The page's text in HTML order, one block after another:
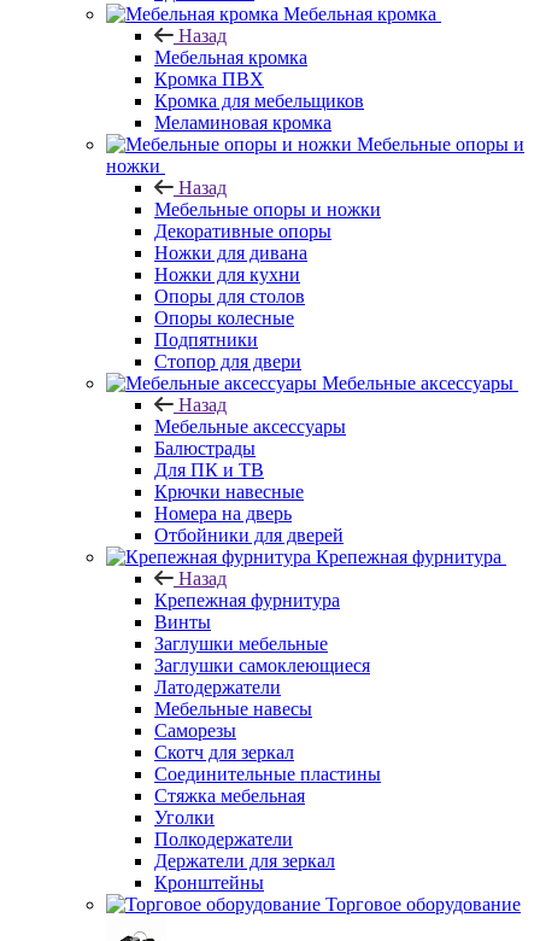
Мебельная кромка
Назад
Мебельная кромка
Кромка ПВХ
Кромка для мебельщиков
Меламиновая кромка
Мебельные опоры и
ножки
Назад
Мебельные опоры и ножки
Декоративные опоры
Ножки для дивана
Ножки для кухни
Опоры для столов
Опоры колесные
Подпятники
Стопор для двери
Мебельные аксессуары
Назад
Мебельные аксессуары
Балюстрады
Для ПК и ТВ
Крючки навесные
Номера на дверь
Отбойники для дверей
Крепежная фурнитура
Назад
Крепежная фурнитура
Винты
Заглушки мебельные
Заглушки самоклеющиеся
Латодержатели
Мебельные навесы
Саморезы
Скотч для зеркал
Соединительные пластины
Стяжка мебельная
Уголки
Полкодержатели
Держатели для зеркал
Кронштейны
Торговое оборудование